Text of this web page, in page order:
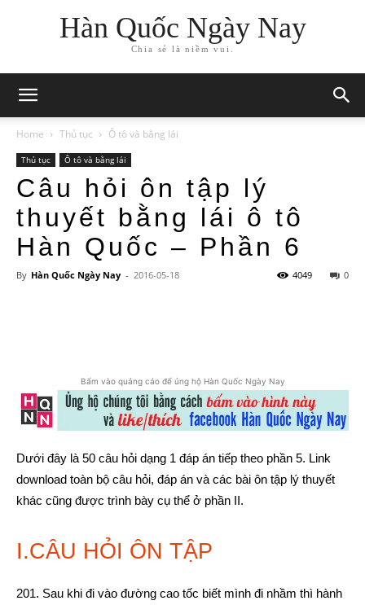
Hàn Quốc Ngày Nay
Chia sẻ là niềm vui.
Home Thủ tục Ô tô và bằng lái
Thủ tục Ô tô và bằng lái
Câu hỏi ôn tập lý
thuyết bằng lái ô tô
Hàn Quốc – Phần 6
By Hàn Quốc Ngày Nay - 2016-05-18 0
4049
Bấm vào quảng cáo để ủng hộ Hàn Quốc Ngày Nay
Dưới đây là 50 câu hỏi dạng 1 đáp án tiếp theo phần 5. Link
download toàn bộ câu hỏi, đáp án và các bài ôn tập lý thuyết
khác cũng được trình bày cụ thể ở phần II.
I.CÂU HỎI ÔN TẬP
201. Sau khi đi vào đường cao tốc biết mình đi nhầm thì hành